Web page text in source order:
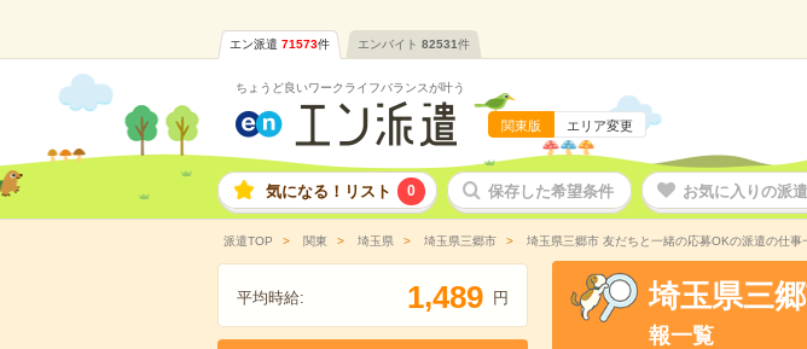
エン派遣 71573件 エンバイト 82531件
ちょうど良いワークライフバランスが叶う
関東版 エリア変更
気になる！リスト 0 保存した希望条件 お気に入りの派
派遣TOP 関東 埼玉県 埼玉県三郷市 埼玉県三郷市 友だちと一緒の応募OKの派遣の仕事
平均時給: 1,489 円 埼玉県三
報一覧